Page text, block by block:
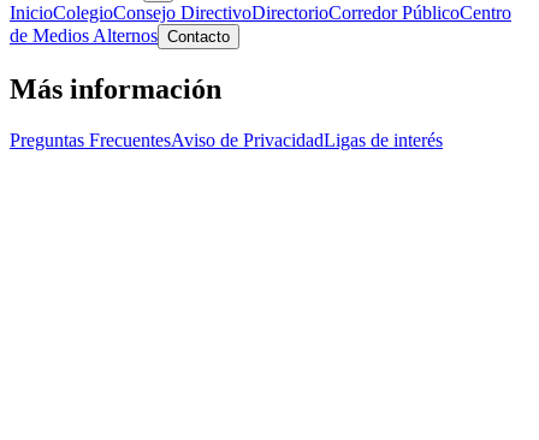
InicioColegioConsejo DirectivoDirectorioCorredor PúblicoCentro
de Medios Alternos Contacto
Más información
Preguntas FrecuentesAviso de PrivacidadLigas de interés